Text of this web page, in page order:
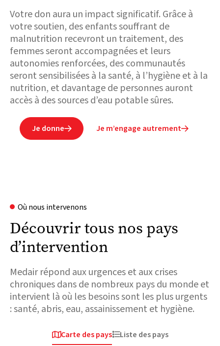
Votre don aura un impact significatif. Grâce à
votre soutien, des enfants souffrant de
malnutrition recevront un traitement, des
femmes seront accompagnées et leurs
autonomies renforcées, des communautés
seront sensibilisées à la santé, à l’hygiène et à la
nutrition, et davantage de personnes auront
accès à des sources d’eau potable sûres.
Je donne Je m’engage autrement
Où nous intervenons
Découvrir tous nos pays
d’intervention
Medair répond aux urgences et aux crises
chroniques dans de nombreux pays du monde et
intervient là où les besoins sont les plus urgents
: santé, abris, eau, assainissement et hygiène.
Europe & Asie
Carte des paysListe des pays